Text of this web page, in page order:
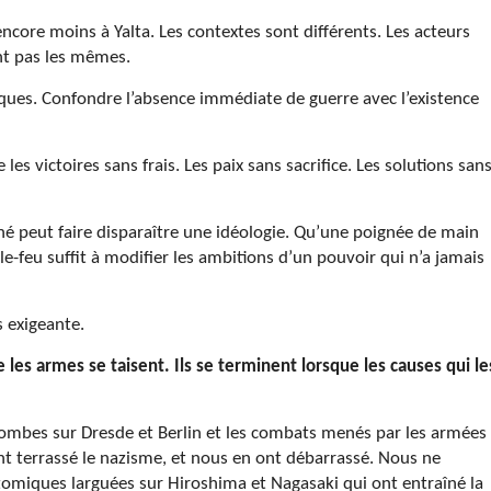
moins à Yalta. Les contextes sont différents. Les acteurs
pas les mêmes.
Confondre l’absence immédiate de guerre avec l’existence
victoires sans frais. Les paix sans sacrifice. Les solutions sans
peut faire disparaître une idéologie. Qu’une poignée de main
feu suffit à modifier les ambitions d’un pouvoir qui n’a jamais
exigeante.
armes se taisent. Ils se terminent lorsque les causes qui
sur Dresde et Berlin et les combats menés par les armées
terrassé le nazisme, et nous en ont débarrassé. Nous ne
larguées sur Hiroshima et Nagasaki qui ont entraîné la